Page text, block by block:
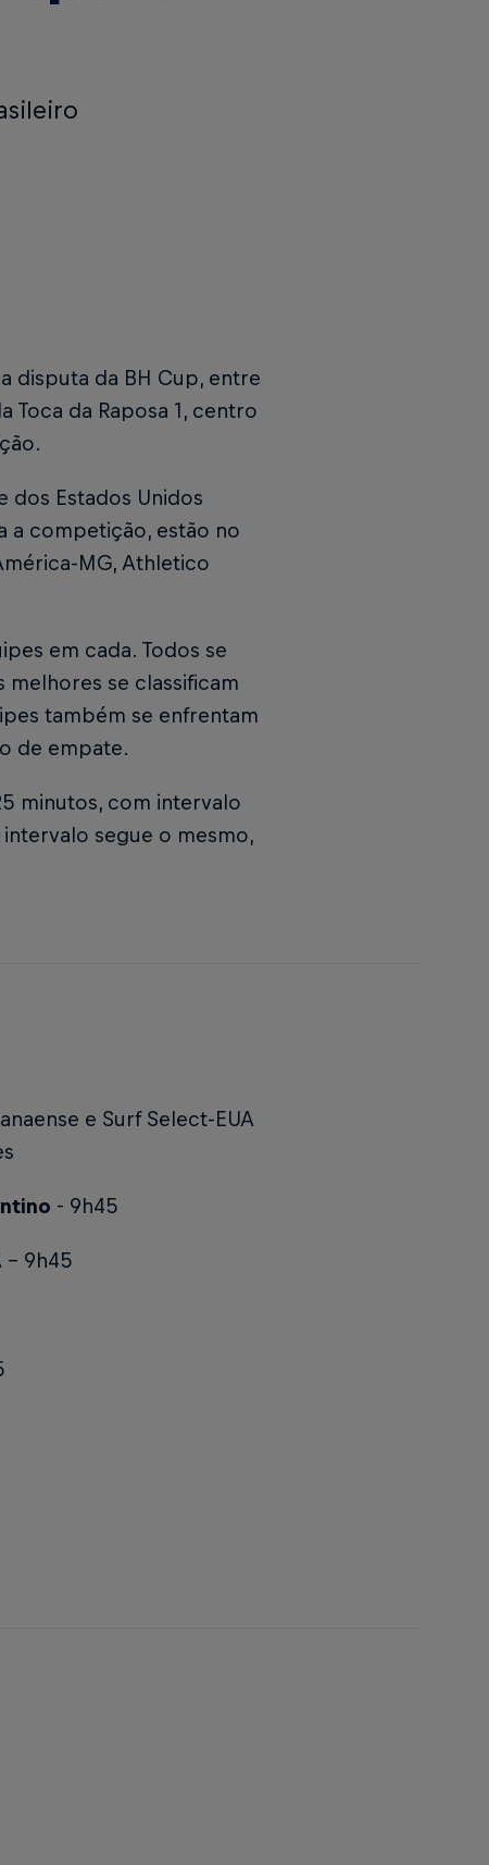
disputa da BH Cup, entre
Toca da Raposa 1, centro
dos Estados Unidos
a competição, estão no
MG, Athletico
em cada. Todos se
se classificam
também se enfrentam
de empate.
minutos, com intervalo
segue o mesmo,
e Surf Select-EUA
- 9h45
- 9h45